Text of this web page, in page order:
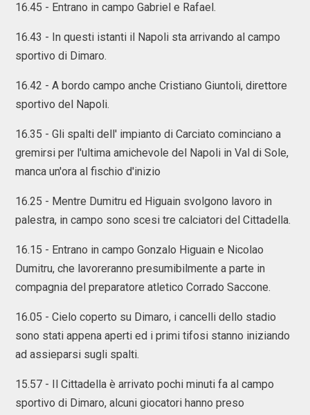
16.45 - Entrano in campo Gabriel e Rafael.
16.43 - In questi istanti il Napoli sta arrivando al campo
sportivo di Dimaro.
16.42 - A bordo campo anche Cristiano Giuntoli, direttore
sportivo del Napoli.
16.35 - Gli spalti dell' impianto di Carciato cominciano a
gremirsi per l'ultima amichevole del Napoli in Val di Sole,
manca un'ora al fischio d'inizio
16.25 - Mentre Dumitru ed Higuain svolgono lavoro in
palestra, in campo sono scesi tre calciatori del Cittadella.
16.15 - Entrano in campo Gonzalo Higuain e Nicolao
Dumitru, che lavoreranno presumibilmente a parte in
compagnia del preparatore atletico Corrado Saccone.
16.05 - Cielo coperto su Dimaro, i cancelli dello stadio
sono stati appena aperti ed i primi tifosi stanno iniziando
ad assieparsi sugli spalti.
15.57 - Il Cittadella è arrivato pochi minuti fa al campo
sportivo di Dimaro, alcuni giocatori hanno preso